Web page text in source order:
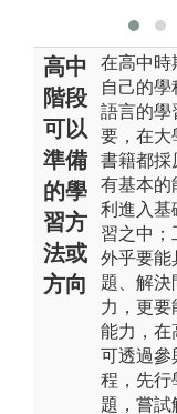
高中
階段
可以
準備
的學
習方
法或
方向
在高中時
自己的學
語言的學
要，在大
書籍都採
有基本的
利進入基
習之中；
外乎要能
題、解決
力，更要
能力，在
可透過參
程，先行
題，嘗試